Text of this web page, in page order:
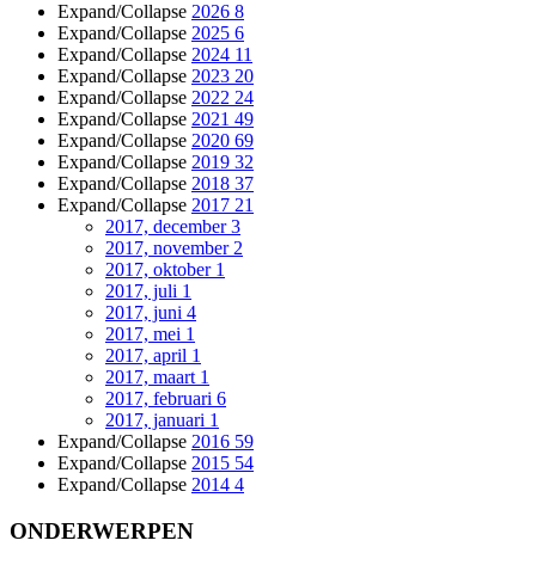
Expand/Collapse 2026 8
Expand/Collapse 2025 6
Expand/Collapse 2024 11
Expand/Collapse 2023 20
Expand/Collapse 2022 24
Expand/Collapse 2021 49
Expand/Collapse 2020 69
Expand/Collapse 2019 32
Expand/Collapse 2018 37
Expand/Collapse 2017 21
2017, december3
2017, november 2
2017, oktober 1
2017, juli 1
2017, juni 4
2017, mei 1
2017, april 1
2017, maart 1
2017, februari 6
2017, januari 1
Expand/Collapse 2016 59
Expand/Collapse 2015 54
Expand/Collapse 2014 4
ONDERWERPEN